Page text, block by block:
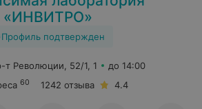
«ИНВИТРО»
Профиль подтвержден
т Революции, 52/1, 1
до 14:00
60 1242 отзыва 4.4